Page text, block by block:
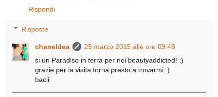
Rispondi
Risposte
chaneldea
25 marzo 2015 alle ore 09:48
si un Paradiso in terra per noi beautyaddicted! :)
grazie per la visita torna presto a trovarmi :)
bacii